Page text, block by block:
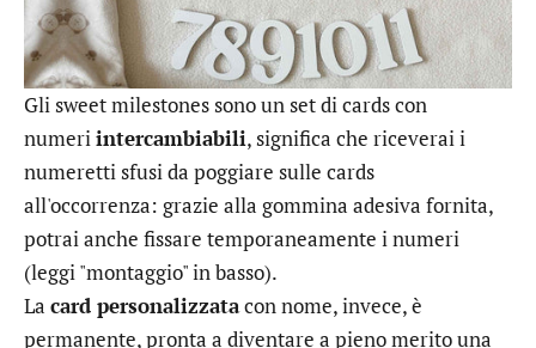
Gli sweet milestones sono un set di cards con
numeriintercambiabili, significa che riceverai i
numeretti sfusi da poggiare sulle cards
all'occorrenza: grazie alla gommina adesiva fornita,
potrai anche fissare temporaneamente i numeri
(leggi "montaggio" in basso).
La card personalizzatacon nome, invece, è
permanente, pronta a diventare a pieno merito una